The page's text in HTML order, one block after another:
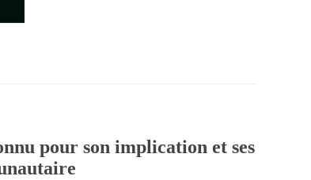
pour son implication et ses